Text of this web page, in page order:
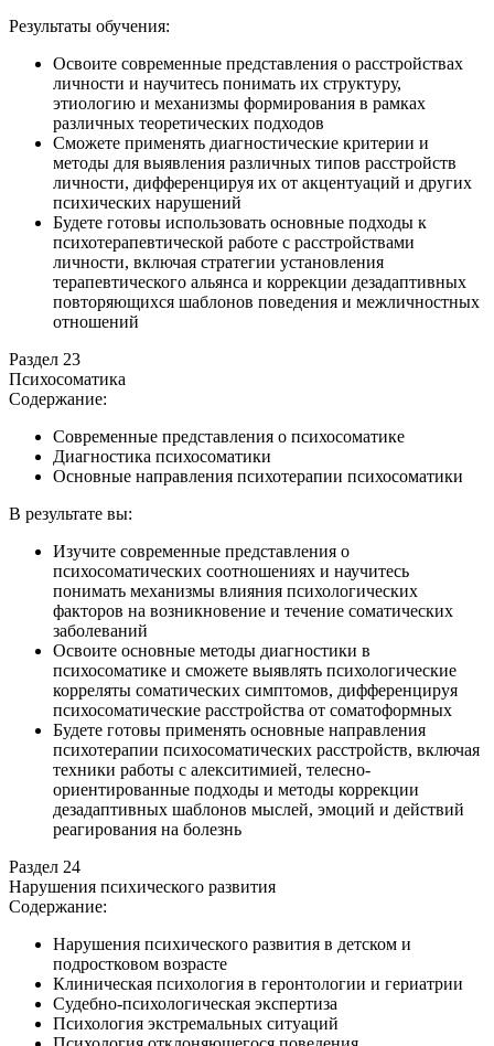
Результаты обучения:
Освоите современные представления о расстройствах
личности и научитесь понимать их структуру,
этиологию и механизмы формирования в рамках
различных теоретических подходов
Сможете применять диагностические критерии и
методы для выявления различных типов расстройств
личности, дифференцируя их от акцентуаций и других
психических нарушений
Будете готовы использовать основные подходы к
психотерапевтической работе с расстройствами
личности, включая стратегии установления
терапевтического альянса и коррекции дезадаптивных
повторяющихся шаблонов поведения и межличностных
отношений
Раздел 23
Психосоматика
Содержание:
Современные представления о психосоматике
Диагностика психосоматики
Основные направления психотерапии психосоматики
В результате вы:
Изучите современные представления о
психосоматических соотношениях и научитесь
понимать механизмы влияния психологических
факторов на возникновение и течение соматических
заболеваний
Освоите основные методы диагностики в
психосоматике и сможете выявлять психологические
корреляты соматических симптомов, дифференцируя
психосоматические расстройства от соматоформных
Будете готовы применять основные направления
психотерапии психосоматических расстройств, включая
техники работы с алекситимией, телесно-
ориентированные подходы и методы коррекции
дезадаптивных шаблонов мыслей, эмоций и действий
реагирования на болезнь
Раздел 24
Нарушения психического развития
Содержание:
Нарушения психического развития в детском и
подростковом возрасте
Клиническая психология в геронтологии и гериатрии
Судебно-психологическая экспертиза
Психология экстремальных ситуаций